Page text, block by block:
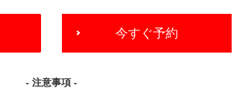
今すぐ予約
- 注意事項 -